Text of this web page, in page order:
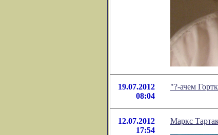
19.07.2012
08:04
"?-ачем
12.07.2012
17:54
Маркс